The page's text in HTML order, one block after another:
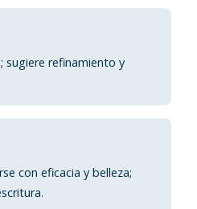
sugiere refinamiento y
con eficacia y belleza;